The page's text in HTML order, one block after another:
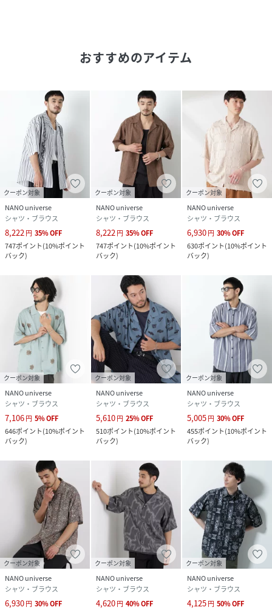
■コーディネート
・OtoNANO×masoretシリーズのボトムスと合わせる統一
感のある着こなしが◎
■シリーズ
・6686127229 「OtoNANO」×masoret側章パンツ
・6686121222 「OtoNANO」×masoret総柄刺繍シャツ
・6686121223 「OtoNANO」×masoret刺繍シャツ
・6686128203 「OtoNANO」×masoret 総柄刺繍ショー
トパンツ
「OtoNANO」
大人になると、流行より「基準」が欲しくなる。似合う形、
決まる。
「OtoNANO」は、日常の装いを整え、静かな自信を持つこ
とができる「大人のガイド服」。
■サイズ感
・「OtoNANO」シリーズのワイドシャツと同じゆったり目
のサイズ感
【推奨サイズ】
Sサイズ: 163-170cm
Mサイズ: 168-175cm
Lサイズ: 173-180cm
※標準体型を基にした目安でございます。
予めご理解、ご了承の上お買い求めください。
※該当の無いサイズも記載しておりますので、展開サイズを
ご参考ください。
■取扱方法
蛍光増白剤が入っていない洗剤を使用して下さい。色物（特
に濃色）と白物・淡色物は分けて洗ってください。濡れたま
まの放置や、長時間の浸漬はしないで下さい。洗濯後は形を
整えて直ちに干してください。引っかけに、ご注意下さい。
おすすめのアイテム
クーポン対象
NANO universe
シャツ・ブラウス
8,222円 35%OFF
747ポイント(10%ポイント
バック)
クーポン対象
NANO universe
シャツ・ブラウス
8,222円 35%OFF
747ポイント(10%ポイント
バック)
クーポン対象
NANO universe
シャツ・ブラウス
6,930円 30%OFF
630ポイント(10%ポイント
バック)
クーポン対象
NANO universe
シャツ・ブラウス
7,106円 5%OFF
646ポイント(10%ポイント
バック)
クーポン対象
NANO universe
シャツ・ブラウス
5,610円 25%OFF
510ポイント(10%ポイント
バック)
クーポン対象
NANO universe
シャツ・ブラウス
5,005円 30%OFF
455ポイント(10%ポイント
バック)
クーポン対象
NANO universe
シャツ・ブラウス
6,930円 30%OFF
クーポン対象
NANO universe
シャツ・ブラウス
4,620円 40%OFF
クーポン対象
NANO universe
シャツ・ブラウス
4,125円 50%OFF